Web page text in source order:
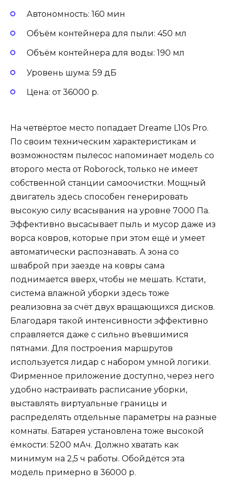
Автономность: 160 мин
Объём контейнера для пыли: 450 мл
Объём контейнера для воды: 190 мл
Уровень шума: 59 дБ
Цена: от 36000 р.
На четвёртое место попадает Dreame L10s Pro.
По своим техническим характеристикам и
возможностям пылесос напоминает модель со
второго места от Roborock, только не имеет
собственной станции самоочистки. Мощный
двигатель здесь способен генерировать
высокую силу всасывания на уровне 7000 Па.
Эффективно высасывает пыль и мусор даже из
ворса ковров, которые при этом ещё и умеет
автоматически распознавать. А зона со
шваброй при заезде на ковры сама
поднимается вверх, чтобы не мешать. Кстати,
система влажной уборки здесь тоже
реализовна за счёт двух вращающихся дисков.
Благодаря такой интенсивности эффективно
справляется даже с сильно въевшимися
пятнами. Для построения маршрутов
используется лидар с набором умной логики.
Фирменное приложение доступно, через него
удобно настраивать расписание уборки,
выставлять виртуальные границы и
распределять отдельные параметры на разные
комнаты. Батарея установлена тоже высокой
ёмкости: 5200 мАч. Должно хватать как
минимум на 2,5 ч работы. Обойдётся эта
модель примерно в 36000 р.